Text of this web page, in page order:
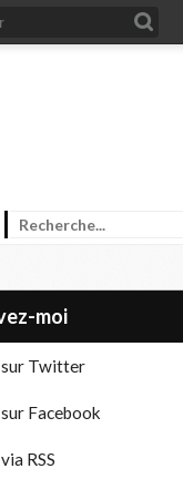
moi
sur Twitter
sur Facebook
via RSS